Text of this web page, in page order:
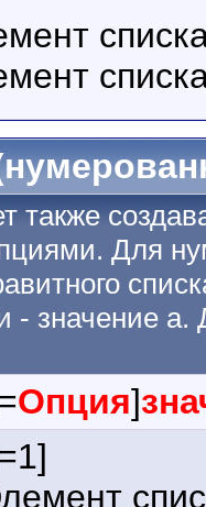
также
Для
- значение
Опция]